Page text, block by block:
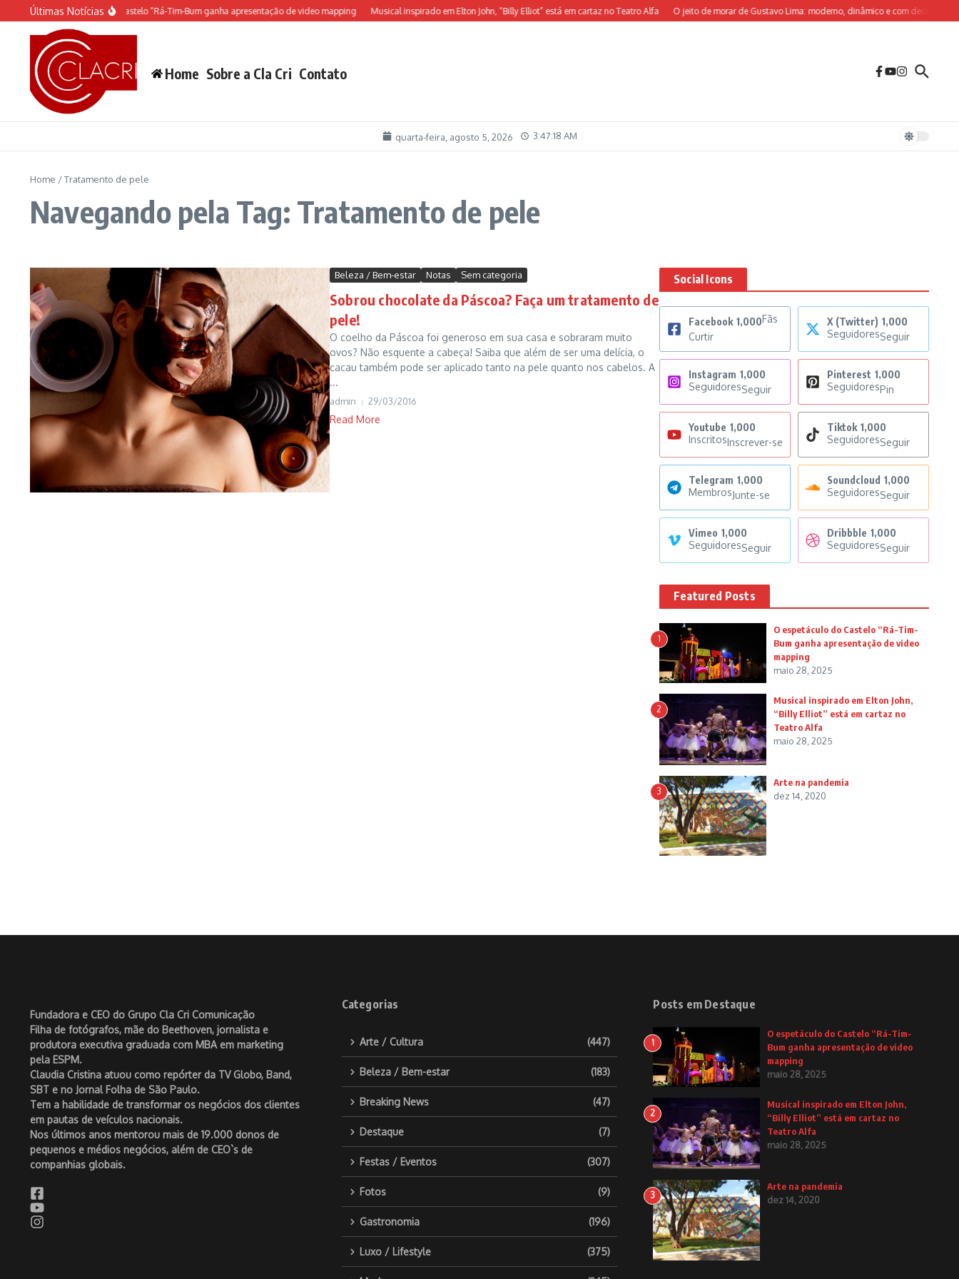
Ir para o conteúdo
Últimas Notícias
O espetáculo do Castelo “Rá-Tim-Bum ganha apresentação de video mapping Musical inspirado em Elton John, “Billy Elliot” está em cartaz no Teatro Alfa O jeito de morar de Gustavo Lima: moderno, dinâmico e com decoração
Home Sobre a Cla Cri Contato
quarta-feira, agosto 5, 2026 3:47:18 AM
Home /Tratamento de pele
Navegando pela Tag: Tratamento de pele
Beleza / Bem-estar Notas Sem categoria
Sobrou chocolate da Páscoa? Faça um tratamento de
pele!
O coelho da Páscoa foi generoso em sua casa e sobraram muito
ovos? Não esquente a cabeça! Saiba que além de ser uma delícia, o
cacau também pode ser aplicado tanto na pele quanto nos cabelos. A
...
admin 29/03/2016
Read More
Social Icons
Facebook 1,000Fãs
Curtir
X (Twitter) 1,000
SeguidoresSeguir
Instagram 1,000
SeguidoresSeguir
Pinterest 1,000
SeguidoresPin
Youtube 1,000
InscritosInscrever-se
Tiktok 1,000
SeguidoresSeguir
Telegram 1,000
MembrosJunte-se
Soundcloud 1,000
SeguidoresSeguir
Vimeo 1,000
SeguidoresSeguir
Dribbble 1,000
SeguidoresSeguir
Featured Posts
1
O espetáculo do Castelo “Rá-Tim-
Bum ganha apresentação de video
mapping
maio 28, 2025
2
Musical inspirado em Elton John,
“Billy Elliot” está em cartaz no
Teatro Alfa
maio 28, 2025
3
Arte na pandemia
dez 14, 2020
Fundadora e CEO do Grupo Cla Cri Comunicação
Filha de fotógrafos, mãe do Beethoven, jornalista e
produtora executiva graduada com MBA em marketing
pela ESPM.
Claudia Cristina atuou como repórter da TV Globo, Band,
SBT e no Jornal Folha de São Paulo.
Tem a habilidade de transformar os negócios dos clientes
em pautas de veículos nacionais.
Nos últimos anos mentorou mais de 19.000 donos de
pequenos e médios negócios, além de CEO`s de
companhias globais.
Categorias
Arte / Cultura (447)
Beleza / Bem-estar (183)
Breaking News (47)
Destaque (7)
Festas / Eventos (307)
Fotos (9)
Gastronomia (196)
Luxo / Lifestyle (375)
Posts em Destaque
1
O espetáculo do Castelo “Rá-Tim-
Bum ganha apresentação de video
mapping
maio 28, 2025
2
Musical inspirado em Elton John,
“Billy Elliot” está em cartaz no
Teatro Alfa
maio 28, 2025
3
Arte na pandemia
dez 14, 2020